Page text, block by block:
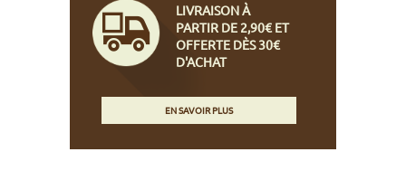
LIVRAISON À
PARTIR DE 2,90€ ET
OFFERTE DÈS 30€
D'ACHAT
EN SAVOIR PLUS